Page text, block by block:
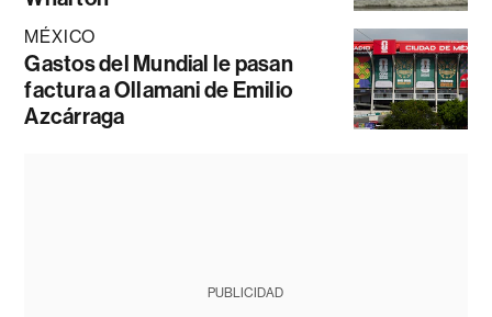
MÉXICO
Gastos del Mundial le pasan
factura a Ollamani de Emilio
Azcárraga
PUBLICIDAD